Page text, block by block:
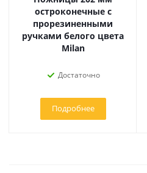
остроконечные с
прорезиненными
ручками белого цвета
Milan
Достаточно
Подробнее